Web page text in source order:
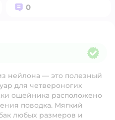
Вопросов:
0
нейлона — это полезный
для четвероногих
ошейника расположено
поводка. Мягкий
любых размеров и